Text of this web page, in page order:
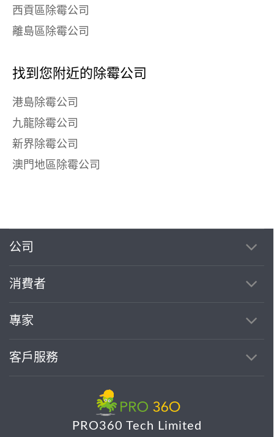
西貢區除霉公司
離島區除霉公司
找到您附近的除霉公司
港島除霉公司
九龍除霉公司
新界除霉公司
澳門地區除霉公司
公司
消費者
專家
客戶服務
PRO360 Tech Limited